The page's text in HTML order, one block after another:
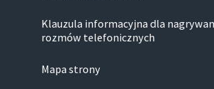
Klauzula informacyjna dla
rozmów telefonicznych
Mapa strony